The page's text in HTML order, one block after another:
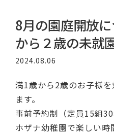
8月の園庭開放
から２歳の未就
2024.08.06
満1歳から2歳のお子様
ます。
事前予約制（定員15組30
ホザナ幼稚園で楽しい